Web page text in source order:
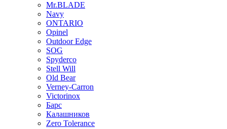
Mr.BLADE
Navy
ONTARIO
Opinel
Outdoor Edge
SOG
Spyderco
Stell Will
Old Bear
Verney-Carron
Victorinox
Барс
Калашников
Zero Tolerance